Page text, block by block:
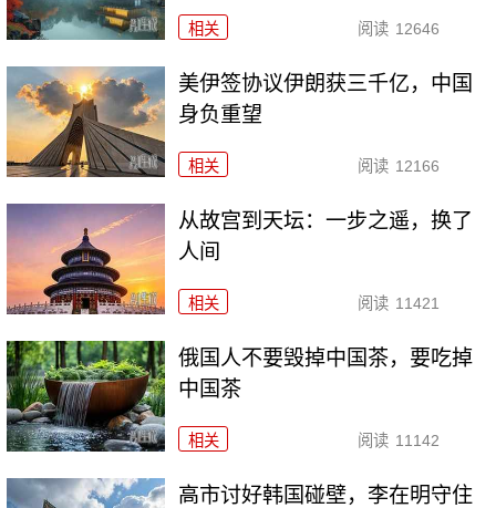
相关 阅读 12646
美伊签协议伊朗获三千亿，中国
身负重望
相关 阅读 12166
从故宫到天坛：一步之遥，换了
人间
相关 阅读 11421
俄国人不要毁掉中国茶，要吃掉
中国茶
相关 阅读 11142
高市讨好韩国碰壁，李在明守住